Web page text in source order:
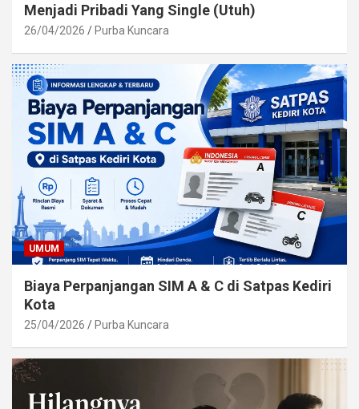
Menjadi Pribadi Yang Single (Utuh)
26/04/2026 Purba Kuncara
UMUM
Biaya Perpanjangan SIM A & C di Satpas Kediri
Kota
25/04/2026 Purba Kuncara